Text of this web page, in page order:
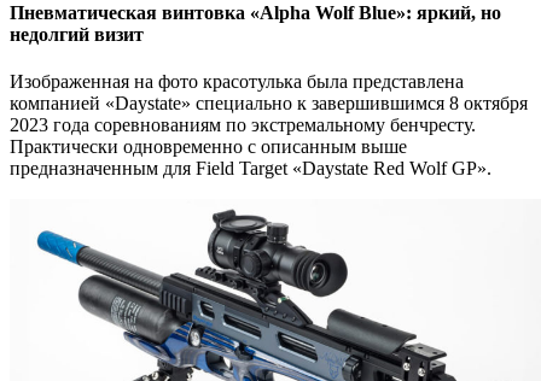
Пневматическая винтовка «Alpha Wolf Blue»: яркий, но
недолгий визит
Изображенная на фото красотулька была представлена
компанией «Daystate» специально к завершившимся 8 октября
2023 года соревнованиям по экстремальному бенчресту.
Практически одновременно с описанным выше
предназначенным для Field Target «Daystate Red Wolf GP».